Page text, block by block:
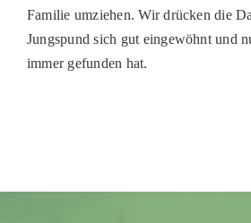
FÖRDERN & VERERBEN
KOOPERATIONEN
Familie umziehen. Wir drücken die
Jungspund sich gut eingewöhnt und
immer gefunden hat.